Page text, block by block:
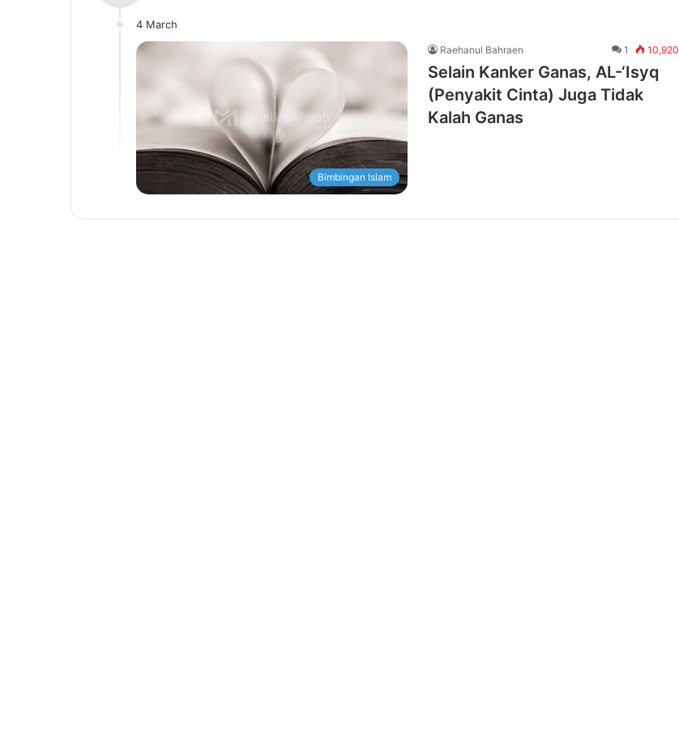
4 March
Bimbingan Islam
Raehanul Bahraen 1 10,920
Selain Kanker Ganas, AL-‘Isyq
(Penyakit Cinta) Juga Tidak
Kalah Ganas